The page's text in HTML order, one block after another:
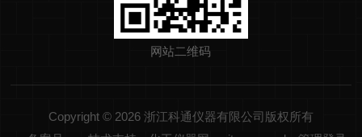
网站二维码
Copyright © 2026 浙江科通仪器有限公司版权所有